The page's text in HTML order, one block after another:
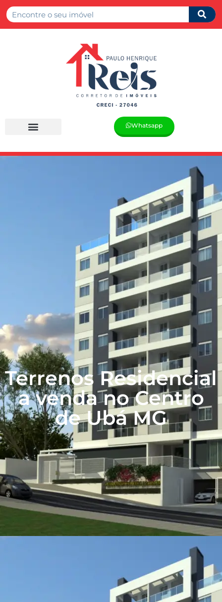
Whatsapp
Terrenos Residencial
a venda no Centro
de Ubá MG